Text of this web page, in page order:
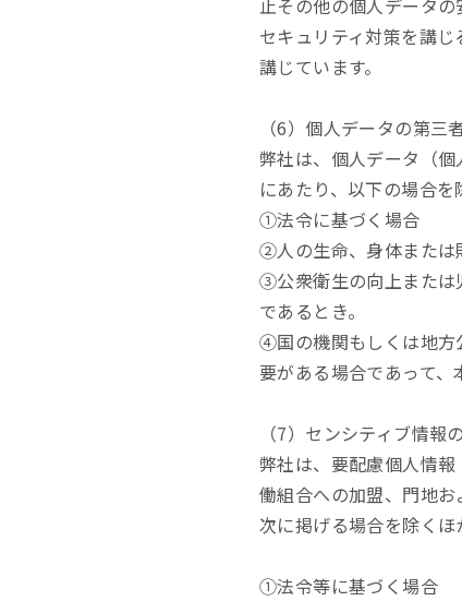
止その他の個人データ
セキュリティ対策を講
講じています。
（6）個人データの第
弊社は、個人データ（
にあたり、以下の場合
①法令に基づく場合
②人の生命、身体または
③公衆衛生の向上または
であるとき。
④国の機関もしくは地方
要がある場合であって
（7）センシティブ情報
弊社は、要配慮個人情
働組合への加盟、門地お
次に掲げる場合を除くほ
①法令等に基づく場合